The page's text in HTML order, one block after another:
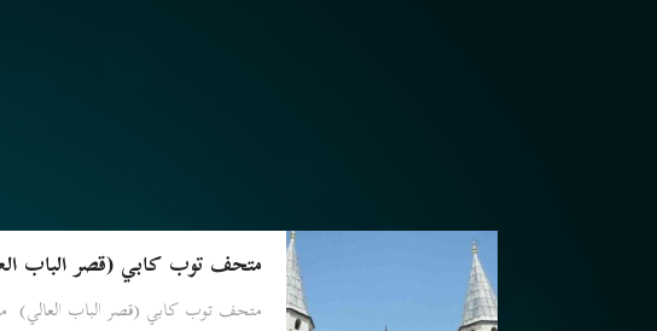
متحف توب كابي (قصر الباب
متحف توب كابي (قصر الباب العالي)